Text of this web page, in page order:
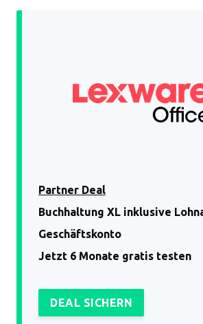
Partner Deal
Buchhaltung XL inklusive
Geschäftskonto
Jetzt 6 Monate gratis testen
DEAL SICHERN